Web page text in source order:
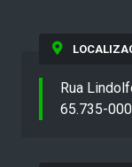
Rua
65.735-000